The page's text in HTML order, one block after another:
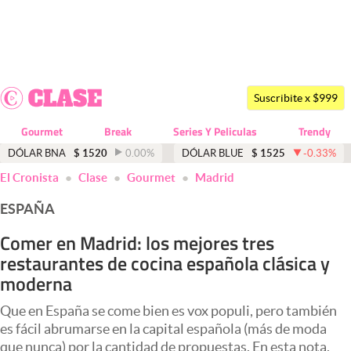
Dólar
Economía y Política
Finanzas y Mercados
Mercados Online
Negocios
Columnistas
Apertura
Suscribite x $999
Gourmet Break Series Y Peliculas Trendy
DÓLAR BNA $ 1520 0.00% DÓLAR BLUE $ 1525 -0.33%
El Cronista Clase Gourmet Madrid
ESPAÑA
Comer en Madrid: los mejores tres
restaurantes de cocina española clásica y
moderna
Que en España se come bien es vox populi, pero también
es fácil abrumarse en la capital española (más de moda
que nunca) por la cantidad de propuestas. En esta nota,